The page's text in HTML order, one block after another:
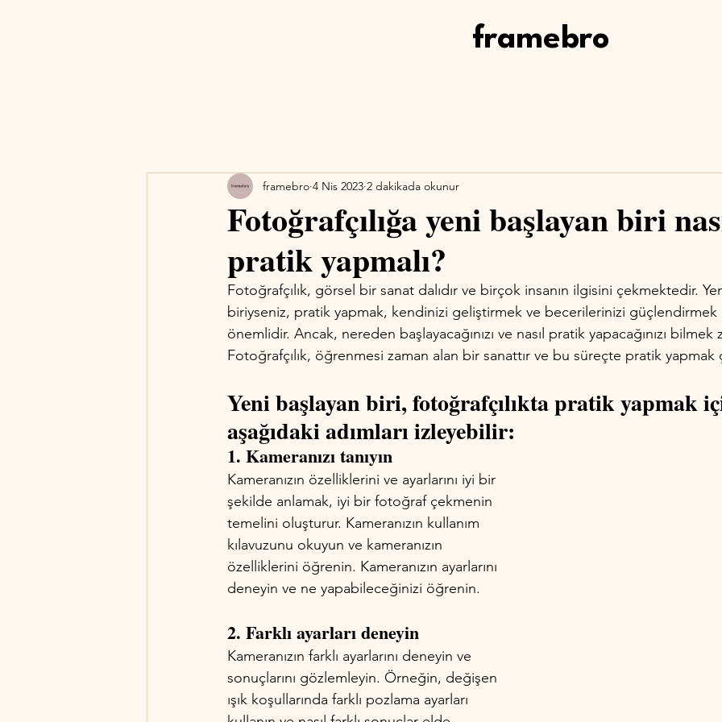
framebro
Fotoğrafçılığa yeni başlayan biri
pratik yapmalı?
framebro 4 Nis 2023 2 dakikada okunur
Fotoğrafçılık, görsel bir sanat dalıdır ve birçok insanın ilgisini çekmektedir.
biriyseniz, pratik yapmak, kendinizi geliştirmek ve becerilerinizi
önemlidir. Ancak, nereden başlayacağınızı ve nasıl pratik yapacağınızı
Fotoğrafçılık, öğrenmesi zaman alan bir sanattır ve bu süreçte pratik
Yeni başlayan biri, fotoğrafçılıkta pratik yapmak
aşağıdaki adımları izleyebilir:
1. Kameranızı tanıyın
Kameranızın özelliklerini ve ayarlarını iyi bir
şekilde anlamak, iyi bir fotoğraf çekmenin
temelini oluşturur. Kameranızın kullanım
kılavuzunu okuyun ve kameranızın
özelliklerini öğrenin. Kameranızın ayarlarını
deneyin ve ne yapabileceğinizi öğrenin.
2. Farklı ayarları deneyin
Kameranızın farklı ayarlarını deneyin ve
sonuçlarını gözlemleyin. Örneğin, değişen
ışık koşullarında farklı pozlama ayarları